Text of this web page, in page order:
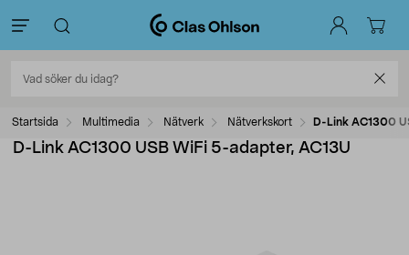
Startsida Multimedia Nätverk Nätverkskort D-Link AC1300
D-Link AC1300 USB WiFi 5-adapter, AC13U